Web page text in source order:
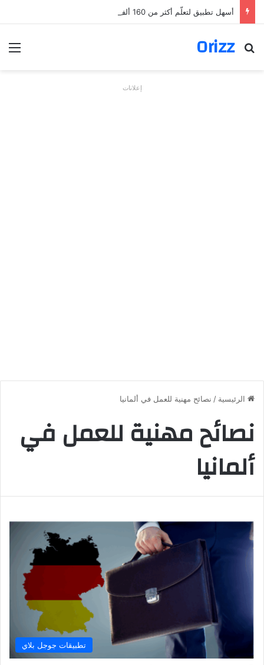
أسهل تطبيق لتعلّم أكثر من 160 ألف فعل بالألمانية
Orizz
بحث عن
إعلانات
الرئيسية / نصائح مهنية للعمل في ألمانيا
نصائح مهنية للعمل في
ألمانيا
تطبيقات جوجل بلاي